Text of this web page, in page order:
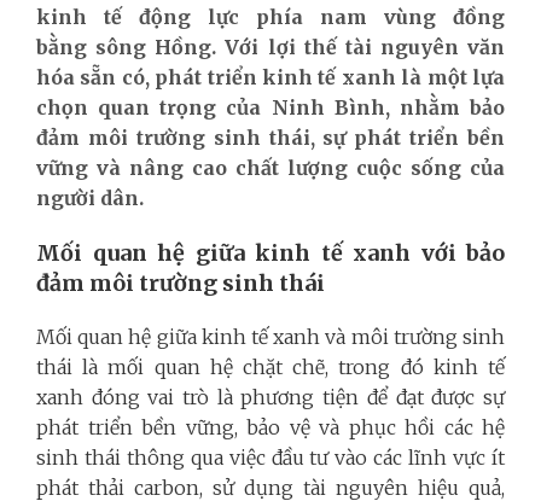
kinh tế động lực phía nam vùng đồng
bằng sông Hồng. Với lợi thế tài nguyên văn
hóa sẵn có, phát triển kinh tế xanh là một lựa
chọn quan trọng của Ninh Bình, nhằm bảo
đảm môi trường sinh thái, sự phát triển bền
vững và nâng cao chất lượng cuộc sống của
người dân.
Mối quan hệ giữa kinh tế xanh với bảo
đảm môi trường sinh thái
Mối quan hệ giữa kinh tế xanh và môi trường sinh
thái là mối quan hệ chặt chẽ, trong đó kinh tế
xanh đóng vai trò là phương tiện để đạt được sự
phát triển bền vững, bảo vệ và phục hồi các hệ
sinh thái thông qua việc đầu tư vào các lĩnh vực ít
phát thải carbon, sử dụng tài nguyên hiệu quả,